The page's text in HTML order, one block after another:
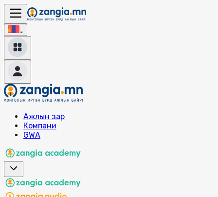
Ажлын зар
Компани
GWA